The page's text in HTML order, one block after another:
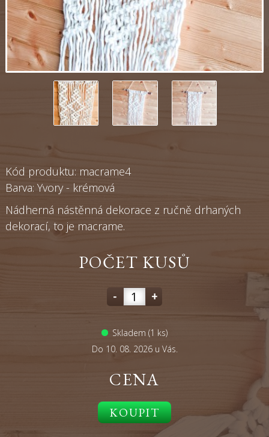
Kód produktu: macrame4
Barva: Yvory - krémová
Nádherná nástěnná dekorace z ručně drhaných
dekorací, to je macrame.
POČET KUSŮ
- +
Skladem (1 ks)
Do 10. 08. 2026 u Vás.
CENA
KOUPIT